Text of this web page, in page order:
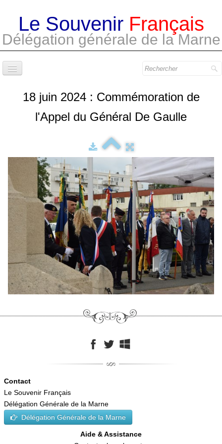
Le SouvenirFrançais
Délégation générale de la Marne
Bibliothèque
Contact
18 juin 2024 : Commémoration de
l'Appel du Général De Gaulle
Contact
Le Souvenir Français
Délégation Générale de la Marne
Délégation Générale de la Marne
Aide & Assistance